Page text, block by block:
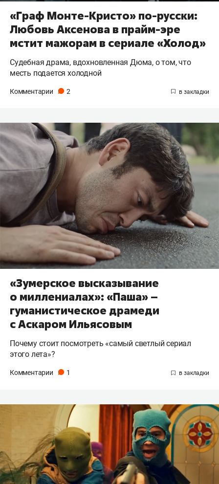
«Граф Монте-Кристо» по-русски:
Любовь Аксенова в прайм-эре
мстит мажорам в сериале «Холод»
Судебная драма, вдохновленная Дюма, о том, что
месть подается холодной
Комментарии 2
«Зумерское высказывание
о миллениалах»: «Паша» –
гуманистическое драмеди
с Аскаром Ильясовым
Почему стоит посмотреть «самый светлый сериал
этого лета»?
Комментарии 1